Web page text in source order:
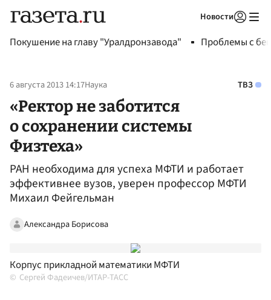
Новости
Покушение на главу "Уралдронзавода" Проблемы с
6 августа 2013 14:17Наука ТВЗ
«Ректор не заботится
о сохранении системы
Физтеха»
РАН необходима для успеха МФТИ и работает
эффективнее вузов, уверен профессор МФТИ
Михаил Фейгельман
Александра Борисова
Корпус прикладной математики МФТИ
Сергей Фадеичев/ИТАР-ТАСС